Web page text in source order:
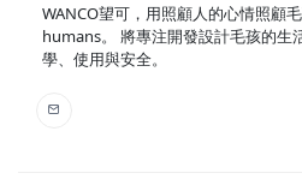
WANCO望可，用照顧人的心情照顧
humans。 將專注開發設計毛孩的生
學、使用與安全。